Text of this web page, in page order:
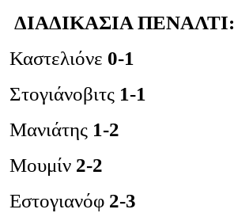
ΔΙΑΔΙΚΑΣΙΑ ΠΕΝΑΛΤΙ:
Καστελιόνε 0-1
Στογιάνοβιτς 1-1
Μανιάτης 1-2
Μουμίν 2-2
Εστογιανόφ 2-3